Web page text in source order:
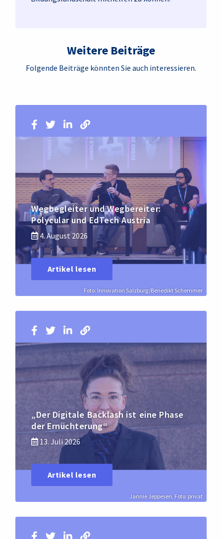
Weitere Beiträge
Folgende Beiträge könnten Sie auch interessieren.
Foto: Innovation Salzburg/Benedikt Schemmer
Wegbegleiter und Wegbereiter:
Polycular und EdTech Austria
4. August 2026
Artikel lesen
Jannie Jeppesen, Foto: privat
„Der Digitale Backlash ist eine Phase
der Ernüchterung“
13. Juli 2026
Artikel lesen